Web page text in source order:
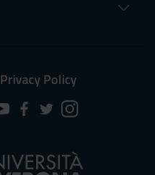
Privacy Policy